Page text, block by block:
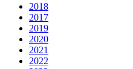
2018
2017
2019
2020
2021
2022